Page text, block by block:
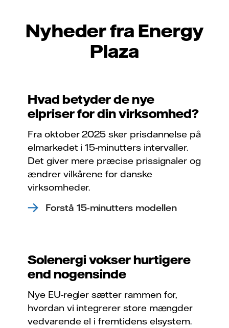
Nyheder fra Energy
Plaza
Hvad betyder de nye
elpriser for din virksomhed?
Fra oktober 2025 sker prisdannelse på
elmarkedet i 15-minutters intervaller.
Det giver mere præcise prissignaler og
ændrer vilkårene for danske
virksomheder.
Forstå 15-minutters modellen
Solenergi vokser hurtigere
end nogensinde
Nye EU-regler sætter rammen for,
hvordan vi integrerer store mængder
vedvarende el i fremtidens elsystem.